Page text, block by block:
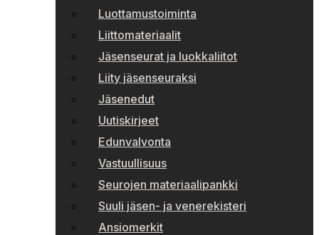
Luottamustoiminta
Liittomateriaalit
Jäsenseurat ja luokkaliitot
Liity jäsenseuraksi
Jäsenedut
Uutiskirjeet
Edunvalvonta
Vastuullisuus
Seurojen materiaalipankki
Suuli jäsen- ja venerekisteri
Ansiomerkit